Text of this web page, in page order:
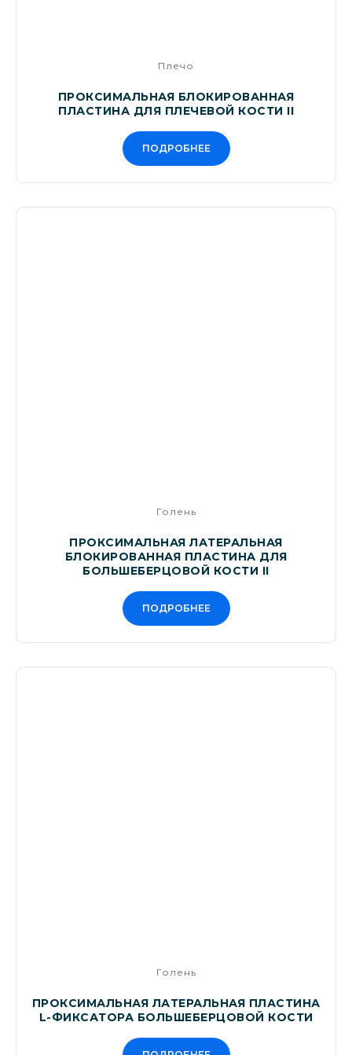
Плечо
ПРОКСИМАЛЬНАЯ БЛОКИРОВАННАЯ
ПЛАСТИНА ДЛЯ ПЛЕЧЕВОЙ КОСТИ II
ПОДРОБНЕЕ
Голень
ПРОКСИМАЛЬНАЯ ЛАТЕРАЛЬНАЯ
БЛОКИРОВАННАЯ ПЛАСТИНА ДЛЯ
БОЛЬШЕБЕРЦОВОЙ КОСТИ II
ПОДРОБНЕЕ
Голень
ПРОКСИМАЛЬНАЯ ЛАТЕРАЛЬНАЯ ПЛАСТИНА
L-ФИКСАТОРА БОЛЬШЕБЕРЦОВОЙ КОСТИ